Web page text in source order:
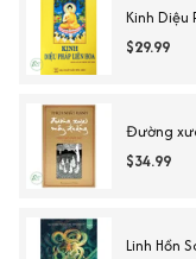
$29.99
$34.99
$19.99